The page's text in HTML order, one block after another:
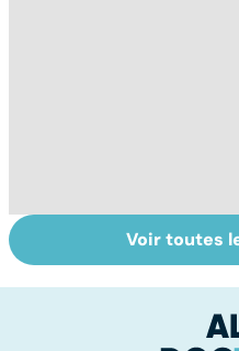
La tuberculose
pulmonaire
Voir toutes